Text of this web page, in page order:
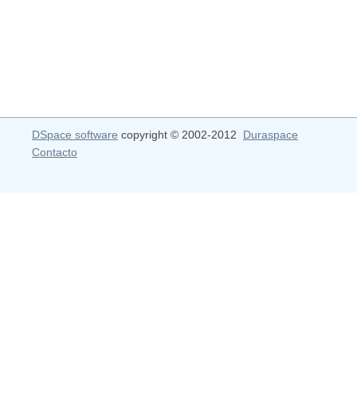
DSpace software copyright © 2002-2012 Duraspace
Contacto